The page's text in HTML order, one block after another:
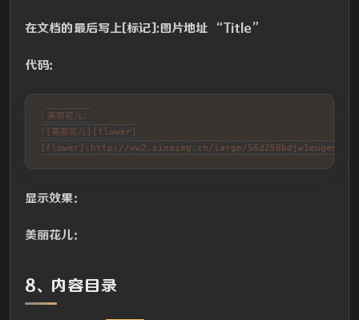
在文档的最后写上[标记]:图片地址 “Title”
代码：
美丽花儿：
![美丽花儿][flower]
[flower]:http://ww2.sinaimg.cn/large/
显示效果：
美丽花儿：
8、内容目录